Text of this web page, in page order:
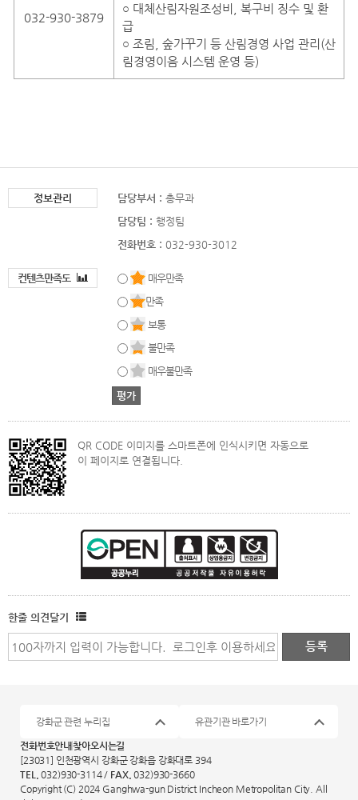
032-930-3879
○ 대체산림자원조성비, 복구비 징수 및 환
급
○ 조림, 숲가꾸기 등 산림경영 사업 관리(산
림경영이음 시스템 운영 등)
정보관리 담당부서 : 총무과
담당팀 : 행정팀
전화번호 : 032-930-3012
컨텐츠만족도
매우만족
만족
보통
불만족
매우불만족
QR CODE 이미지를 스마트폰에 인식시키면 자동으로
이 페이지로 연결됩니다.
한줄 의견달기
전화번호안내찾아오시는길
[23031] 인천광역시 강화군 강화읍 강화대로 394
TEL.
032)930-3114 / FAX. 032)930-3660
Copyright (C) 2024 Ganghwa-gun District Incheon Metropolitan City. All
강화군 관련 누리집 유관기관 바로가기